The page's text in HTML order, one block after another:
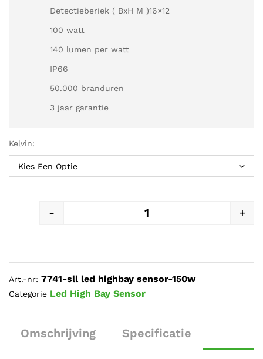
Detectieberiek ( BxH M )16×12
100 watt
140 lumen per watt
IP66
50.000 branduren
3 jaar garantie
Kelvin:
LED HIGH BAY 150 WATT
- +
Art.-nr: 7741-sll led highbay sensor-150w
Categorie Led High Bay Sensor
Omschrijving Specificatie